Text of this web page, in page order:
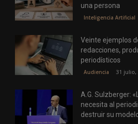
una persona
Inteligencia Artificial
Veinte ejemplos
redacciones,
periodísticos
Audiencia 31 julio,
A.G. Sulzberger:
necesita al
destruir su